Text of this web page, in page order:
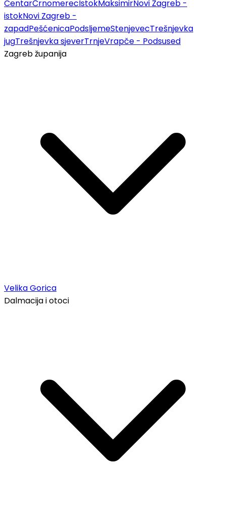
CentarČrnomerecIstokMaksimirNovi Zagreb -
istokNovi Zagreb -
zapadPešćenicaPodsljemeStenjevecTrešnjevka
jugTrešnjevka sjeverTrnjeVrapče - Podsused
Zagreb županija
Velika Gorica
Dalmacija i otoci